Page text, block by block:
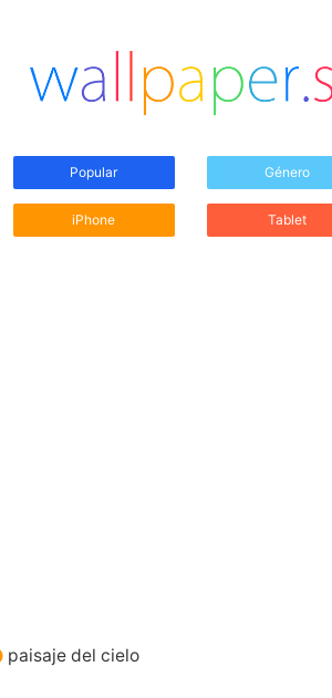
Popular Género
iPhone Tablet
paisaje del cielo